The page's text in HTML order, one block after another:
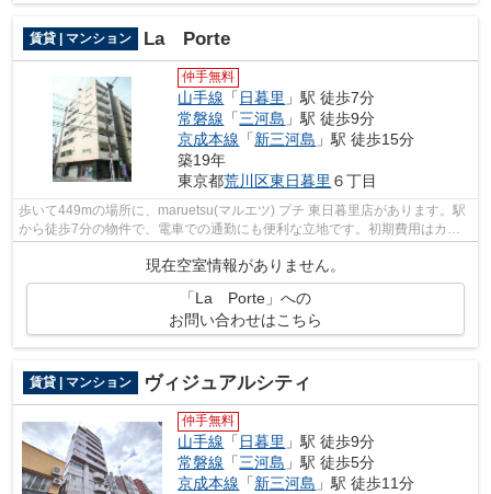
賃貸 | マンション La Porte
仲手無料
山手線 「 日暮里 」駅 徒歩7分
常磐線 「三河島 」駅 徒歩9分
京成本線 「新三河島 」駅 徒歩15分
築19年
東京都荒川区東日暮里 ６丁目
歩いて449mの場所に、maruetsu(マルエツ) プチ 東日暮里店があります。駅
から徒歩7分の物件で、電車での通勤にも便利な立地です。初期費用はカー
ドで決済いただけます。電車での移動が...
現在空室情報がありません。
「La Porte」への
お問い合わせはこちら
賃貸 | マンション ヴィジュアルシティ
仲手無料
山手線 「 日暮里 」駅 徒歩9分
常磐線 「三河島 」駅 徒歩5分
京成本線 「新三河島 」駅 徒歩11分